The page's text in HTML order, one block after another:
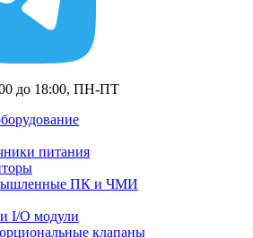
до 18:00, ПН-ПТ
питания
ПК и ЧМИ
I/O модули
клапаны